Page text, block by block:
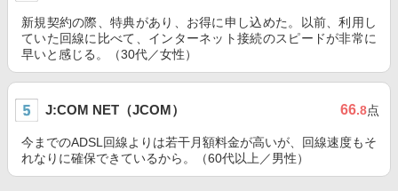
新規契約の際、特典があり、お得に申し込めた。以前、利用し
ていた回線に比べて、インターネット接続のスピードが非常に
早いと感じる。（30代／女性）
J:COM NET（JCOM） 66.8点
今までのADSL回線よりは若干月額料金が高いが、回線速度もそ
れなりに確保できているから。（60代以上／男性）